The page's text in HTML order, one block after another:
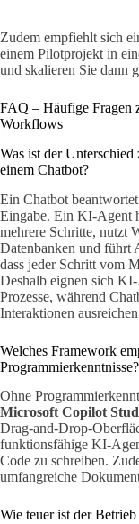
Zudem empfiehlt sich
einem Pilotprojekt in
und skalieren Sie dann
FAQ – Häufige Fragen
Workflows
Was ist der
einem Chatbot?
Ein Chatbot
Eingabe. Ein KI-Agent
mehrere Schritte, nutzt
Datenbanken und führt
dass jeder Schritt vom
Deshalb eignen sich
Prozesse, während
Interaktionen
Welches Framework
Programmierkenntnisse?
Ohne
Microsoft Copilot
Drag-and-Drop-
funktionsfähige KI-
Code zu schreiben.
umfangreiche
Wie teuer ist der